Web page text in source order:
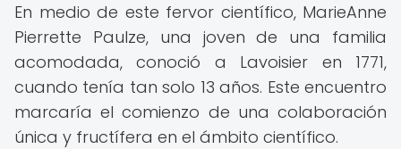
En medio de este fervor científico, MarieAnne
Pierrette Paulze, una joven de una familia
acomodada, conoció a Lavoisier en 1771,
cuando tenía tan solo 13 años. Este encuentro
marcaría el comienzo de una colaboración
única y fructífera en el ámbito científico.